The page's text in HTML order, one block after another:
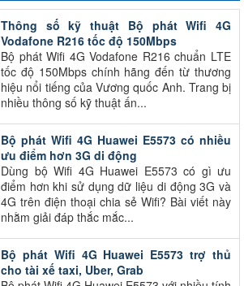
Thông số kỹ thuật Bộ phát Wifi 4G
Vodafone R216 tốc độ 150Mbps
Bộ phát Wifi 4G Vodafone R216 chuẩn LTE
tốc độ 150Mbps chính hãng đến từ thương
hiệu nổi tiếng của Vương quốc Anh. Trang bị
nhiều thông số kỹ thuật ấn...
Bộ phát Wifi 4G Huawei E5573 có nhiều
ưu điểm hơn 3G di động
Dùng bộ Wifi 4G Huawei E5573 có gì ưu
điểm hơn khi sử dụng dữ liệu di động 3G và
4G trên điện thoại chia sẻ Wifi? Bài viết này
nhằm giải đáp thắc mắc...
Bộ phát Wifi 4G Huawei E5573 trợ thủ
cho tài xế taxi, Uber, Grab